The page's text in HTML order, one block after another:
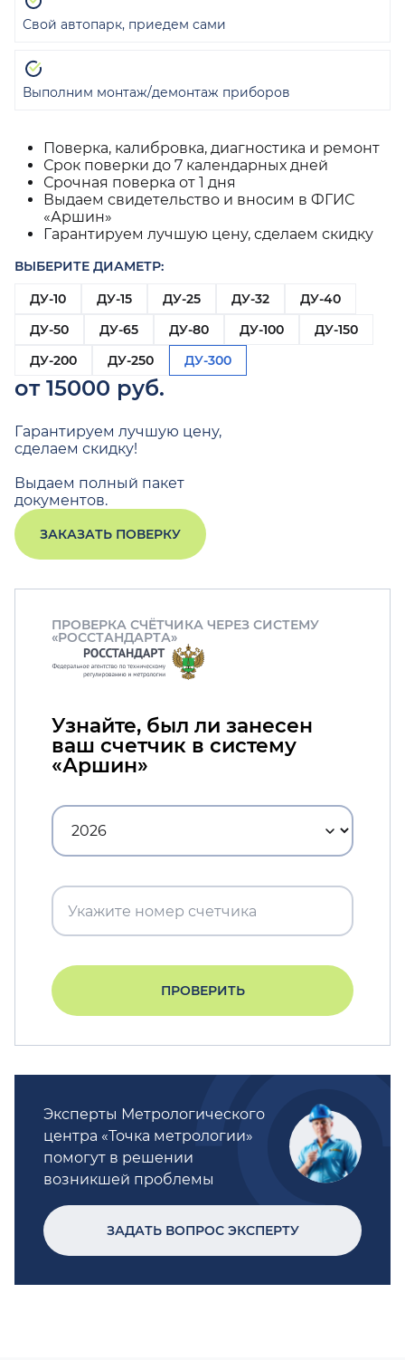
Поверка, калибровка, диагностика и ремонт
Срок поверки до 7 календарных дней
Срочная поверка от 1 дня
Выдаем свидетельство и вносим в ФГИС
«Аршин»
Гарантируем лучшую цену, сделаем скидку
ВЫБЕРИТЕ ДИАМЕТР:
ДУ-10
ДУ-15 ДУ-25 ДУ-32
ДУ-40
ДУ-50
ДУ-65 ДУ-80 ДУ-100
ДУ-150
ДУ-200
ДУ-250 ДУ-300
от 15000 руб.
Гарантируем лучшую цену,
сделаем скидку!
Выдаем полный пакет
документов.
ЗАКАЗАТЬ ПОВЕРКУ
Свой автопарк, приедем сами
Выполним монтаж/демонтаж приборов
ПРОВЕРКА СЧЁТЧИКА ЧЕРЕЗ СИСТЕМУ
«РОССТАНДАРТА»
Узнайте, был ли занесен
ваш счетчик в систему
«Аршин»
ПРОВЕРИТЬ
Эксперты Метрологического
центра «Точка метрологии»
помогут в решении
возникшей проблемы
ЗАДАТЬ ВОПРОС ЭКСПЕРТУ